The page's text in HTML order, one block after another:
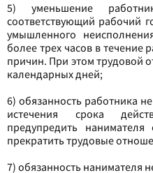
5) уменьшение
соответствующий рабочий
умышленного
более трех часов в течение
причин. При этом трудовой
календарных дней;
6) обязанность работника
истечения срока
предупредить
прекратить трудовые
7) обязанность нанимателя